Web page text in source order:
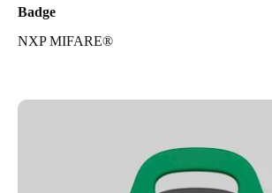
Badge
NXP MIFARE®